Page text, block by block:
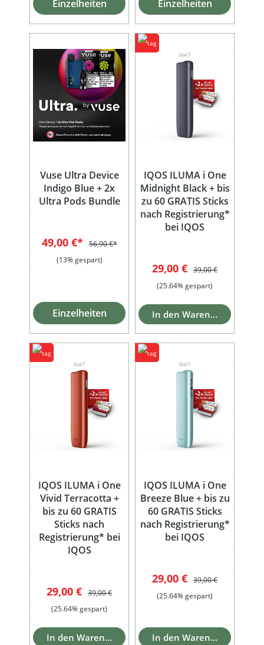
Einzelheiten Einzelheiten
Vuse Ultra Device
Indigo Blue + 2x
Ultra Pods Bundle
49,00 €* 56,90 €*
(13% gespart)
Einzelheiten
IQOS ILUMA i One
Midnight Black + bis
zu 60 GRATIS Sticks
nach Registrierung*
bei IQOS
Verkaufspreis:
29,00 € Regulärer Preis:
39,00 €
(25.64% gespart)
In den Warenkorb
IQOS ILUMA i One
Vivid Terracotta +
bis zu 60 GRATIS
Sticks nach
Registrierung* bei
IQOS
Verkaufspreis:
29,00 € Regulärer Preis:
39,00 €
(25.64% gespart)
In den Warenkorb
IQOS ILUMA i One
Breeze Blue + bis zu
60 GRATIS Sticks
nach Registrierung*
bei IQOS
Verkaufspreis:
29,00 € Regulärer Preis:
39,00 €
(25.64% gespart)
In den Warenkorb